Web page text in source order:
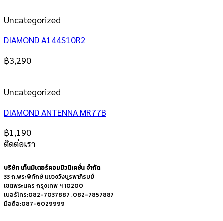
Uncategorized
DIAMOND A144S10R2
฿3,290
Uncategorized
DIAMOND ANTENNA MR77B
฿1,190
ติดต่อเรา
บริษัท เท็นมิเตอร์คอมมิวนิเคชั่น จำกัด
33 ถ.พระพิทักษ์ แขวงวังบูรพาภิรมย์
เขตพระนคร กรุงเทพ ฯ 10200
เบอร์โทร:082-7037887 ,082-7857887
มือถือ:087-6029999